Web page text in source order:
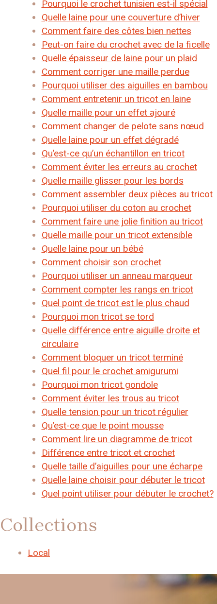
Pourquoi le crochet tunisien est-il spécial
Quelle laine pour une couverture d’hiver
Comment faire des côtes bien nettes
Peut-on faire du crochet avec de la ficelle
Quelle épaisseur de laine pour un plaid
Comment corriger une maille perdue
Pourquoi utiliser des aiguilles en bambou
Comment entretenir un tricot en laine
Quelle maille pour un effet ajouré
Comment changer de pelote sans nœud
Quelle laine pour un effet dégradé
Qu’est-ce qu’un échantillon en tricot
Comment éviter les erreurs au crochet
Quelle maille glisser pour les bords
Comment assembler deux pièces au tricot
Pourquoi utiliser du coton au crochet
Comment faire une jolie finition au tricot
Quelle maille pour un tricot extensible
Quelle laine pour un bébé
Comment choisir son crochet
Pourquoi utiliser un anneau marqueur
Comment compter les rangs en tricot
Quel point de tricot est le plus chaud
Pourquoi mon tricot se tord
Quelle différence entre aiguille droite et
circulaire
Comment bloquer un tricot terminé
Quel fil pour le crochet amigurumi
Pourquoi mon tricot gondole
Comment éviter les trous au tricot
Quelle tension pour un tricot régulier
Qu’est-ce que le point mousse
Comment lire un diagramme de tricot
Différence entre tricot et crochet
Quelle taille d’aiguilles pour une écharpe
Quelle laine choisir pour débuter le tricot
Quel point utiliser pour débuter le crochet?
Collections
Local